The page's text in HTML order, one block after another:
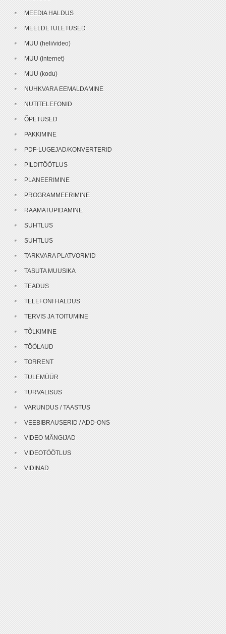
MEEDIA HALDUS
MEELDETULETUSED
MUU (heli/video)
MUU (internet)
MUU (kodu)
NUHKVARA EEMALDAMINE
NUTITELEFONID
ÕPETUSED
PAKKIMINE
PDF-LUGEJAD/KONVERTERID
PILDITÖÖTLUS
PLANEERIMINE
PROGRAMMEERIMINE
RAAMATUPIDAMINE
SUHTLUS
SUHTLUS
TARKVARA PLATVORMID
TASUTA MUUSIKA
TEADUS
TELEFONI HALDUS
TERVIS JA TOITUMINE
TÕLKIMINE
TÖÖLAUD
TORRENT
TULEMÜÜR
TURVALISUS
VARUNDUS / TAASTUS
VEEBIBRAUSERID / ADD-ONS
VIDEO MÄNGIJAD
VIDEOTÖÖTLUS
VIDINAD